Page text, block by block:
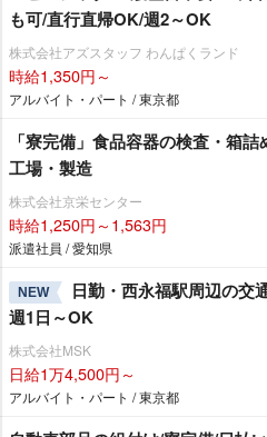
も可/直行直帰OK/週2～OK
株式会社アズスタッフ わんぱくランド
時給1,350円～
アルバイト・パート / 東京都
「寮完備」食品容器の検査・箱
工場・製造
株式会社京栄センター
時給1,250円～1,563円
派遣社員 / 愛知県
NEW
日勤・西永福駅周辺の交
週1日～OK
株式会社MSK
日給1万4,500円～
アルバイト・パート / 東京都